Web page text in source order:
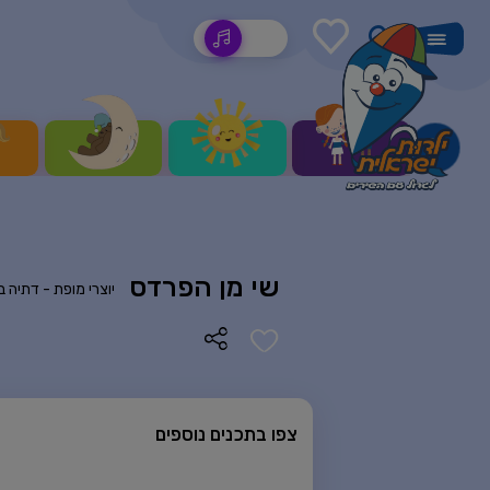
שירים
שי מן הפרדס יוצרי מופת - דתיה
צפו בתכנים נוספים